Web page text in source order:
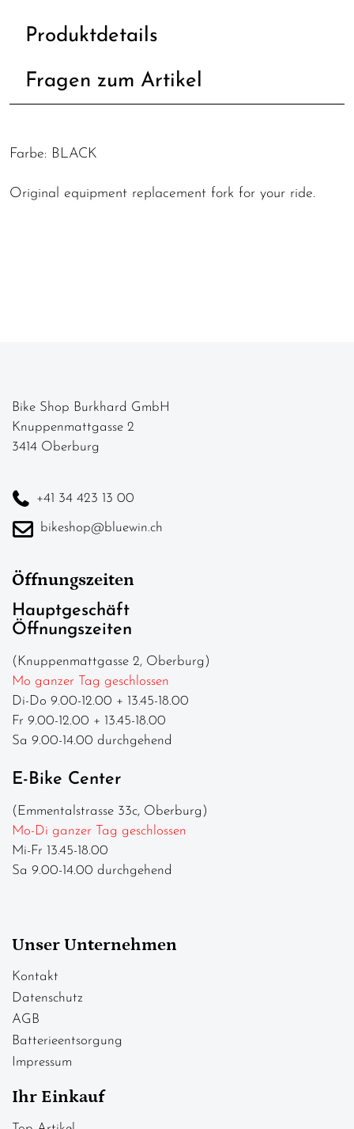
Produktdetails
Fragen zum Artikel
Farbe: BLACK
Original equipment replacement fork for your ride.
Bike Shop Burkhard GmbH
Knuppenmattgasse 2
3414 Oberburg
+41 34 423 13 00
bikeshop@bluewin.ch
Öffnungszeiten
Hauptgeschäft
Öffnungszeiten
(Knuppenmattgasse 2, Oberburg)
Mo ganzer Tag geschlossen
Di-Do 9.00-12.00 + 13.45-18.00
Fr 9.00-12.00 + 13.45-18.00
Sa 9.00-14.00 durchgehend
E-Bike Center
(Emmentalstrasse 33c, Oberburg)
Mo-Di ganzer Tag geschlossen
Mi-Fr 13.45-18.00
Sa 9.00-14.00 durchgehend
Unser Unternehmen
Kontakt
Datenschutz
AGB
Batterieentsorgung
Impressum
Ihr Einkauf